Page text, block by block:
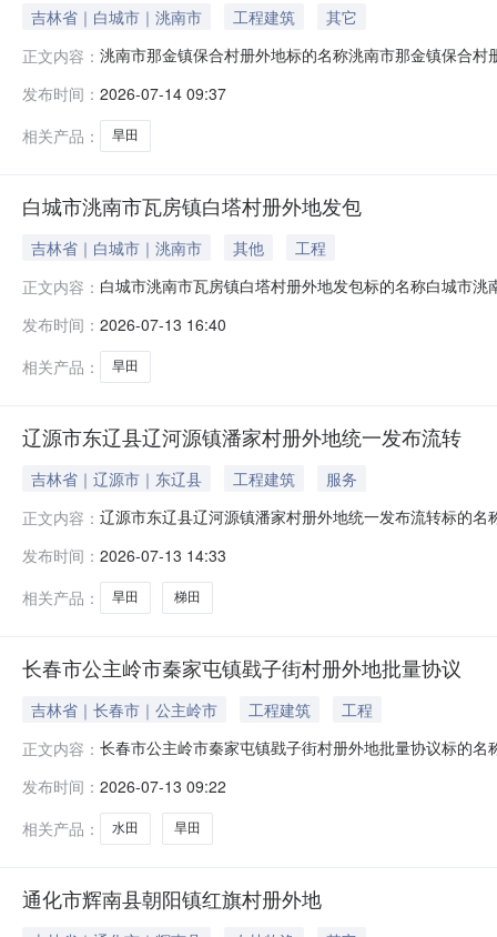
吉林省｜白城市｜洮南市 工程建筑
其它
正文内容： 洮南市那金镇保合村册外地标的名称洮南市那金镇保合
任家宝86874.0保合村稻田地351水田以实际地块为准以
发布时间： 2026-07-14 09:37
相关产品：
旱田
白城市洮南市瓦房镇白塔村册外地发包
吉林省｜白城市｜洮南市 其他
工程
正文内容： 白城市洮南市瓦房镇白塔村册外地发包标的名称白城市
至西至南至北至1宝明600.0白塔村二社李丈*地东15旱田
发布时间： 2026-07-13 16:40
相关产品：
旱田
辽源市东辽县辽河源镇潘家村册外地统一发布流转
吉林省｜辽源市｜东辽县 工程建筑
服务
正文内容： 辽源市东辽县辽河源镇潘家村册外地统一发布流转标的
姓名地块名称地块面积地块类型东至西至南至北至1王世
发布时间： 2026-07-13 14:33
相关产品：
旱田 梯田
长春市公主岭市秦家屯镇戥子街村册外地批量协议
吉林省｜长春市｜公主岭市 工程建筑
工程
正文内容： 长春市公主岭市秦家屯镇戥子街村册外地批量协议标的
金额出让方姓名地块名称地块面积地块类型东至西至南
发布时间： 2026-07-13 09:22
相关产品：
水田 旱田
通化市辉南县朝阳镇红旗村册外地